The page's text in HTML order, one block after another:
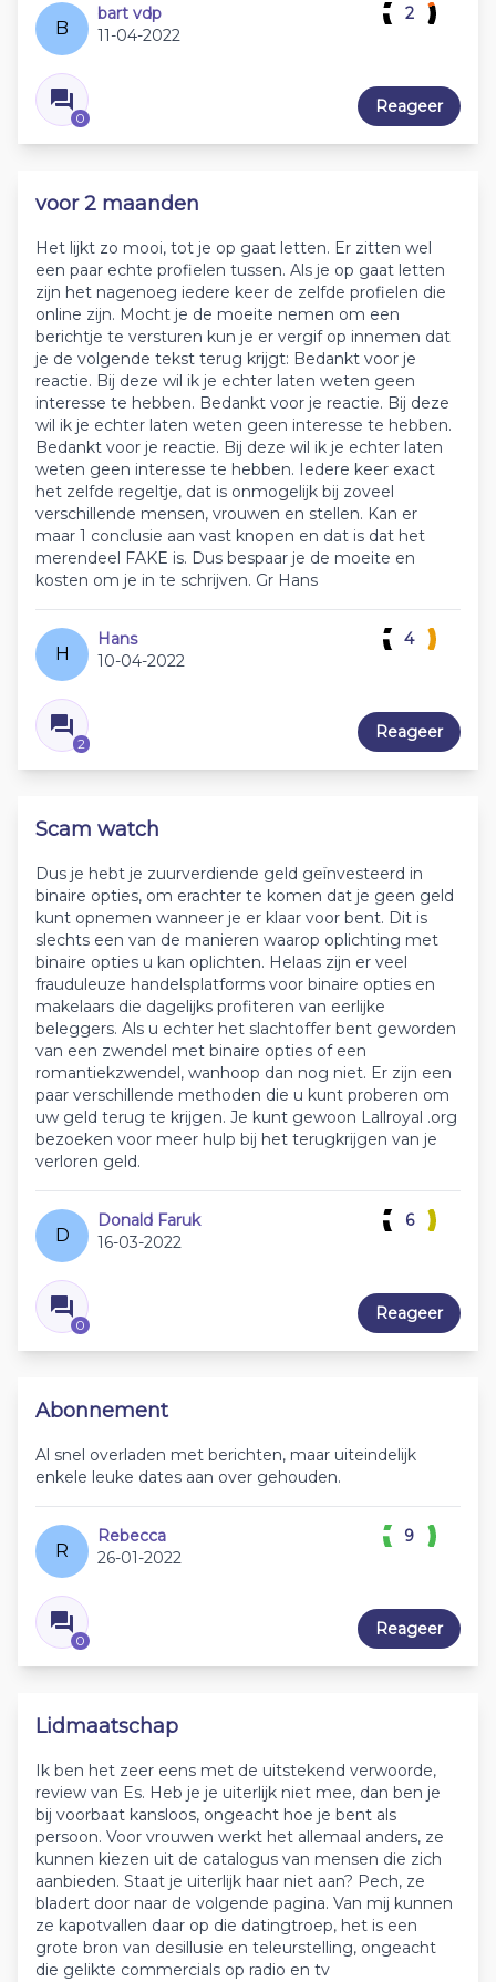
B
bart vdp
11-04-2022
0
2
Reageer
voor 2 maanden
Het lijkt zo mooi, tot je op gaat letten. Er zitten wel
een paar echte profielen tussen. Als je op gaat letten
zijn het nagenoeg iedere keer de zelfde profielen die
online zijn. Mocht je de moeite nemen om een
berichtje te versturen kun je er vergif op innemen dat
je de volgende tekst terug krijgt: Bedankt voor je
reactie. Bij deze wil ik je echter laten weten geen
interesse te hebben. Bedankt voor je reactie. Bij deze
wil ik je echter laten weten geen interesse te hebben.
Bedankt voor je reactie. Bij deze wil ik je echter laten
weten geen interesse te hebben. Iedere keer exact
het zelfde regeltje, dat is onmogelijk bij zoveel
verschillende mensen, vrouwen en stellen. Kan er
maar 1 conclusie aan vast knopen en dat is dat het
merendeel FAKE is. Dus bespaar je de moeite en
kosten om je in te schrijven. Gr Hans
H
Hans
10-04-2022
2
4
Reageer
Scam watch
Dus je hebt je zuurverdiende geld geïnvesteerd in
binaire opties, om erachter te komen dat je geen geld
kunt opnemen wanneer je er klaar voor bent. Dit is
slechts een van de manieren waarop oplichting met
binaire opties u kan oplichten. Helaas zijn er veel
frauduleuze handelsplatforms voor binaire opties en
makelaars die dagelijks profiteren van eerlijke
beleggers. Als u echter het slachtoffer bent geworden
van een zwendel met binaire opties of een
romantiekzwendel, wanhoop dan nog niet. Er zijn een
paar verschillende methoden die u kunt proberen om
uw geld terug te krijgen. Je kunt gewoon Lallroyal .org
bezoeken voor meer hulp bij het terugkrijgen van je
verloren geld.
D
Donald Faruk
16-03-2022
0
6
Reageer
Abonnement
Al snel overladen met berichten, maar uiteindelijk
enkele leuke dates aan over gehouden.
R
Rebecca
26-01-2022
0
9
Reageer
Lidmaatschap
Ik ben het zeer eens met de uitstekend verwoorde,
review van Es. Heb je je uiterlijk niet mee, dan ben je
bij voorbaat kansloos, ongeacht hoe je bent als
persoon. Voor vrouwen werkt het allemaal anders, ze
kunnen kiezen uit de catalogus van mensen die zich
aanbieden. Staat je uiterlijk haar niet aan? Pech, ze
bladert door naar de volgende pagina. Van mij kunnen
ze kapotvallen daar op die datingtroep, het is een
grote bron van desillusie en teleurstelling, ongeacht
die gelikte commercials op radio en tv